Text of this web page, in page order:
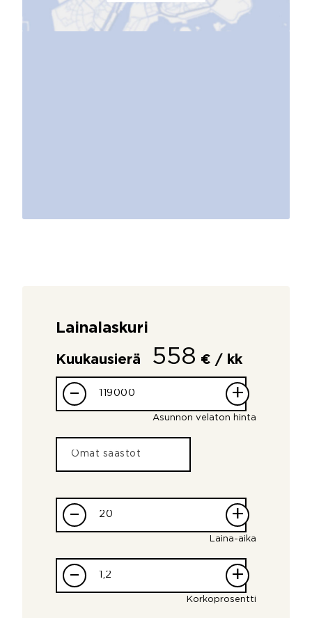
Lainalaskuri
Kuukausierä 558 € / kk
– +
Asunnon velaton hinta
– +
Laina-aika
– +
Korkoprosentti